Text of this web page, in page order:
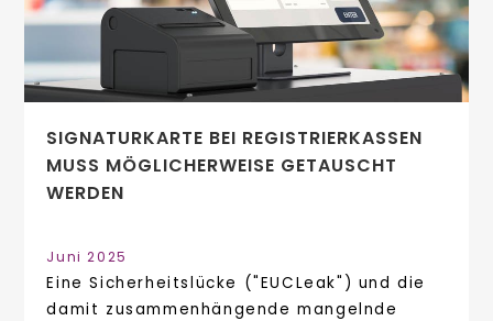
SIGNATURKARTE BEI REGISTRIERKASSEN
MUSS MÖGLICHERWEISE GETAUSCHT
WERDEN
Juni 2025
Eine Sicherheitslücke ("EUCLeak") und die
damit zusammenhängende mangelnde